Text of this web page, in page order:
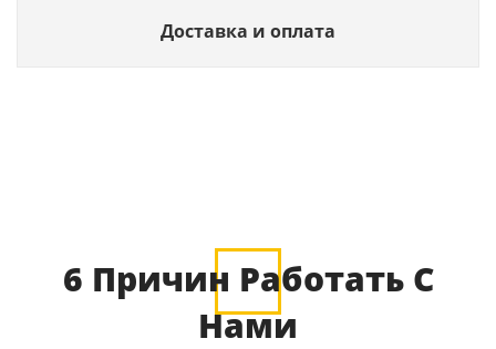
Доставка и оплата
6 Причин Работать С
Нами